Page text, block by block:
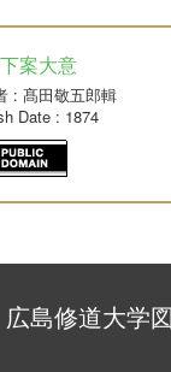
案大意
: 髙田敬五郎輯
Date : 1874
広島修道大学